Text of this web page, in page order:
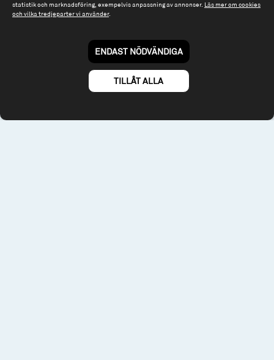
Till spiltan.se
© 2026 - Spiltan Fonder AB
By Sphinxly
statistik och marknadsföring, exempelvis anpassning av annonser. Läs mer om cookies
och vilka tredjeparter vi använder.
ENDAST NÖDVÄNDIGA
TILLÅT ALLA